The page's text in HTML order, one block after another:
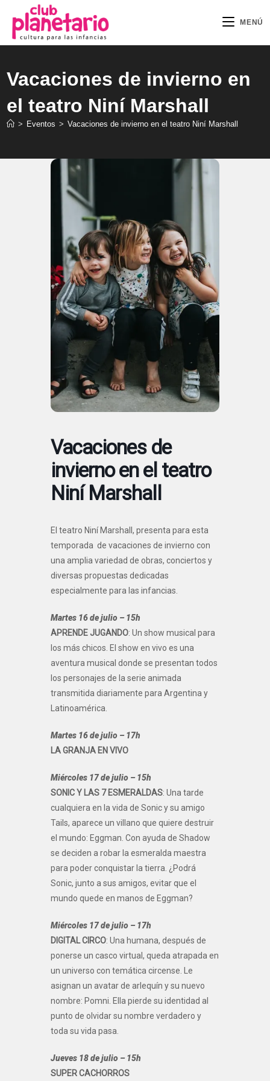
contenido
MENÚ
Vacaciones de invierno en
el teatro Niní Marshall
> Eventos > Vacaciones de invierno en el teatro Niní Marshall
Vacaciones de
invierno en el teatro
Niní Marshall
El teatro Niní Marshall, presenta para esta
temporada de vacaciones de invierno con
una amplia variedad de obras, conciertos y
diversas propuestas dedicadas
especialmente para las infancias.
Martes 16 de julio – 15h
APRENDE JUGANDO: Un show musical para
los más chicos. El show en vivo es una
aventura musical donde se presentan todos
los personajes de la serie animada
transmitida diariamente para Argentina y
Latinoamérica.
Martes 16 de julio – 17h
LA GRANJA EN VIVO
Miércoles 17 de julio – 15h
SONIC Y LAS 7 ESMERALDAS: Una tarde
cualquiera en la vida de Sonic y su amigo
Tails, aparece un villano que quiere destruir
el mundo: Eggman. Con ayuda de Shadow
se deciden a robar la esmeralda maestra
para poder conquistar la tierra. ¿Podrá
Sonic, junto a sus amigos, evitar que el
mundo quede en manos de Eggman?
Miércoles 17 de julio – 17h
DIGITAL CIRCO: Una humana, después de
ponerse un casco virtual, queda atrapada en
un universo con temática circense. Le
asignan un avatar de arlequín y su nuevo
nombre: Pomni. Ella pierde su identidad al
punto de olvidar su nombre verdadero y
toda su vida pasa.
Jueves 18 de julio – 15h
SUPER CACHORROS